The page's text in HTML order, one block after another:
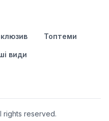
Топтеми
види
rights reserved.